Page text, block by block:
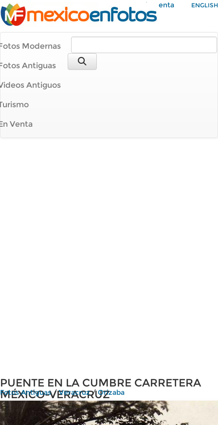
Mi Cuenta ENGLISH
Modernas
Antiguas
Antiguos
Venta
PUENTE EN LA CUMBRE CARRETERA
MÉXICO-VERACRUZ
Fotos Antiguas/Veracruz/Orizaba